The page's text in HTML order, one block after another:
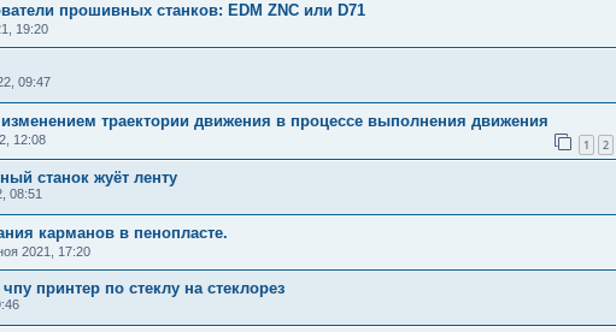
прошивных станков: EDM ZNC или D71
19:20
09:47
траектории движения в процессе выполнения движения
12:08 1 2
станок жуёт ленту
08:51
карманов в пенопласте.
2021, 17:20
принтер по стеклу на стеклорез